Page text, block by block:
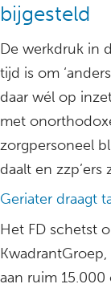
bijgesteld
De werkdruk in
tijd is om
daar wél op
met
zorgpersoneel
daalt en
Geriater draagt
Het FD schetst
aan ruim